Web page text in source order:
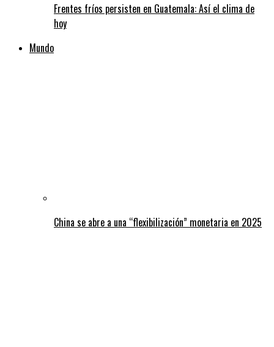
Frentes fríos persisten en Guatemala: Así el clima de
hoy
Mundo
China se abre a una “flexibilización” monetaria en 2025